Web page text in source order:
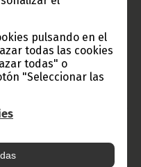
pulsando en el
todas las cookies
todas" o
"Seleccionar las
en Yaundé, (Camerún),
con residencia en Abuja
de Guinea Ecuatorial